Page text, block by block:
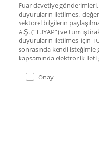
Fuar davetiye
duyuruların iletilmesi,
sektörel bilgilerin
A.Ş. (“TÜYAP”) ve tüm
duyuruların iletilmesi için
sonrasında kendi
kapsamında elektronik
Onay